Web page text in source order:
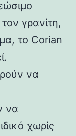
γρανίτη,
το Corian
να
να
χωρίς